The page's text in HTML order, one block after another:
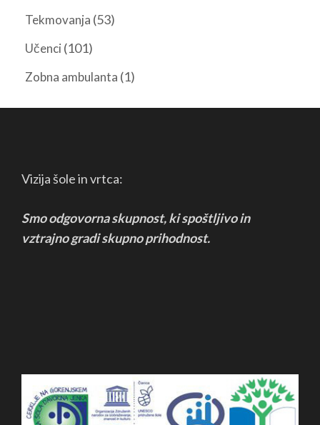
Tekmovanja (53)
Učenci (101)
Zobna ambulanta (1)
Vizija šole in vrtca:
Smo odgovorna skupnost, ki spoštljivo in
vztrajnogradi skupno prihodnost.